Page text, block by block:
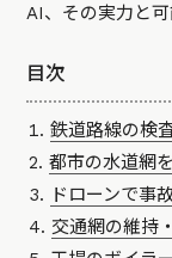
AI、その実力と可
目次
鉄道路線の検
都市の水道網
ドローンで事
交通網の維持